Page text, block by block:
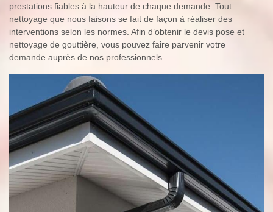
prestations fiables à la hauteur de chaque demande. Tout
nettoyage que nous faisons se fait de façon à réaliser des
interventions selon les normes. Afin d’obtenir le devis pose et
nettoyage de gouttière, vous pouvez faire parvenir votre
demande auprès de nos professionnels.